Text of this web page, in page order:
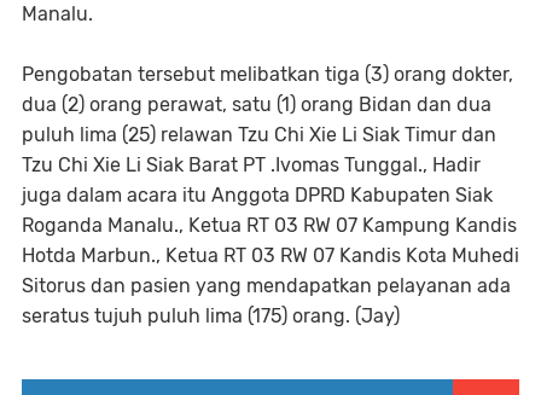
Manalu.
Pengobatan tersebut melibatkan tiga (3) orang dokter,
dua (2) orang perawat, satu (1) orang Bidan dan dua
puluh lima (25) relawan Tzu Chi Xie Li Siak Timur dan
Tzu Chi Xie Li Siak Barat PT .Ivomas Tunggal., Hadir
juga dalam acara itu Anggota DPRD Kabupaten Siak
Roganda Manalu., Ketua RT 03 RW 07 Kampung Kandis
Hotda Marbun., Ketua RT 03 RW 07 Kandis Kota Muhedi
Sitorus dan pasien yang mendapatkan pelayanan ada
seratus tujuh puluh lima (175) orang. (Jay)